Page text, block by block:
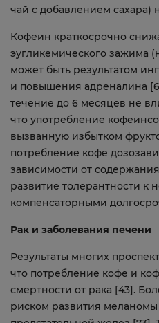
чай с добавлением сахара)
Кофеин краткосрочно
эугликемического зажима
может быть результатом
и повышения адреналина
течение до 6 месяцев не
что употребление
вызванную избытком
потребление кофе
зависимости от
развитие толерантности к
компенсаторными
Рак и заболевания печени
Результаты многих
что потребление кофе и
смертности от рака [43].
риском развития